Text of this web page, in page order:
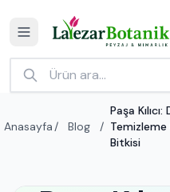
Anasayfa/ Blog /
Paşa
Bitkisi